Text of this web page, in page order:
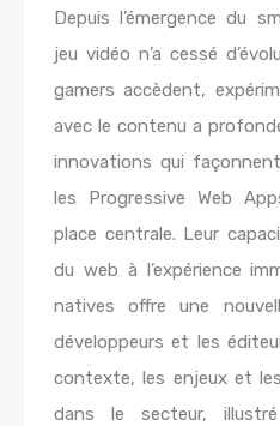
Depuis l’émergence du
jeu vidéo n’a cessé
gamers accèdent,
avec le contenu a
innovations qui
les Progressive Web
place centrale. Leur
du web à l’expérience
natives offre une
développeurs et les
contexte, les enjeux et
dans le secteur,